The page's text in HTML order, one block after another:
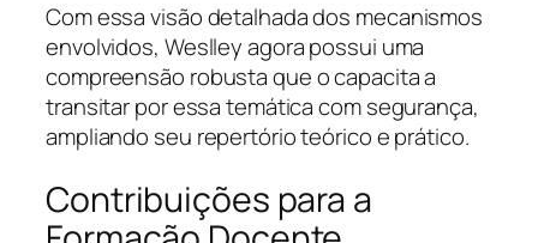
Com essa visão detalhada dos mecanismos
envolvidos, Weslley agora possui uma
compreensão robusta que o capacita a
transitar por essa temática com segurança,
ampliando seu repertório teórico e prático.
Contribuições para a